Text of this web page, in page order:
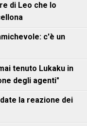
di Leo che lo
c'è un
tenuto Lukaku in
degli agenti"
la reazione dei